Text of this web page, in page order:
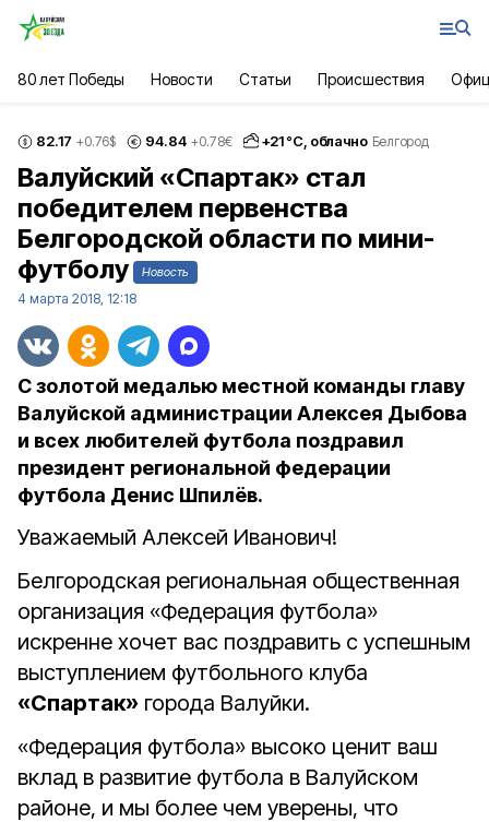
80 лет Победы Новости Статьи Происшествия
82.17 +0.76$ 94.84 +0.78€ +21°С, облачно Белгород
Валуйский «Спартак» стал
победителем первенства
Белгородской области по мини-
футболу
Новость
4 марта 2018, 12:18
С золотой медалью местной команды главу
Валуйской администрации Алексея Дыбова
и всех любителей футбола поздравил
президент региональной федерации
футбола Денис Шпилёв.
Уважаемый Алексей Иванович!
Белгородская региональная общественная
организация «Федерация футбола»
искренне хочет вас поздравить с успешным
выступлением футбольного клуба
«Спартак» города Валуйки.
«Федерация футбола» высоко ценит ваш
вклад в развитие футбола в Валуйском
районе, и мы более чем уверены, что